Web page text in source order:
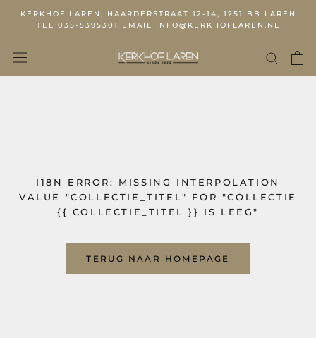
KERKHOF LAREN, NAARDERSTRAAT 12-14, 1251 BB LAREN
TEL 035-5395301 EMAIL INFO@KERKHOFLAREN.NL
I18N ERROR: MISSING INTERPOLATION
VALUE "COLLECTIE_TITEL" FOR "COLLECTIE
{{ COLLECTIE_TITEL }} IS LEEG"
TERUG NAAR HOMEPAGE